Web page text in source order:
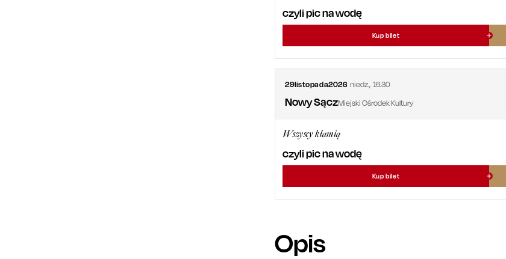
czyli pic na wodę
Kup bilet
29listopada2026 niedz.,16.30
Nowy SączMiejski Ośrodek Kultury
Wszyscy kłamią
czyli pic na wodę
Kup bilet
Opis